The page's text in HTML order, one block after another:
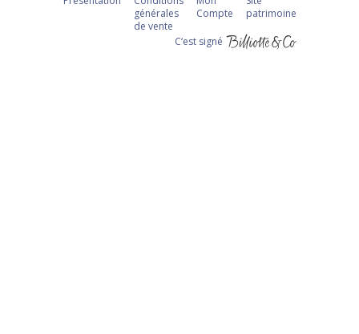
générales
de vente
Compte
patrimoine
C‘est signé